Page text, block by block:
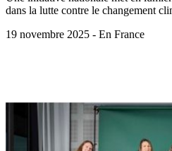
dans la lutte contre le changement
19 novembre 2025 - En France